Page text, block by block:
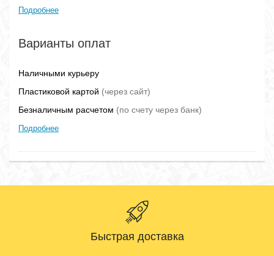
Подробнее
Варианты оплат
Наличными курьеру
Пластиковой картой (через сайт)
Безналичным расчетом (по счету через банк)
Подробнее
Быстрая доставка